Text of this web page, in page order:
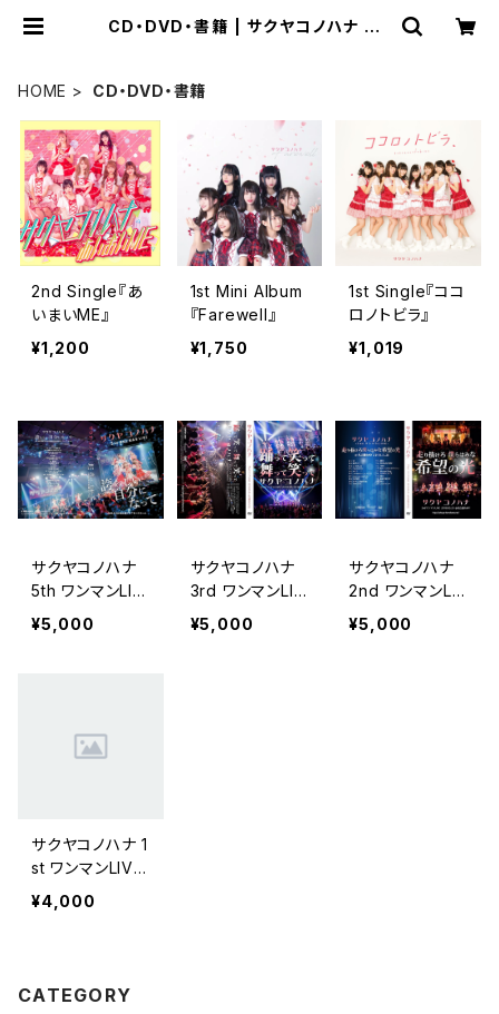
CD・DVD・書籍 | サクヤコノハナ off
HOME CD・DVD・書籍
2nd Single『あ
いまいME』
¥1,200
1st Mini Album
『Farewell』
¥1,750
1st Single『ココ
ロノトビラ』
¥1,019
サクヤコノハナ
5th ワンマンLIV
E DVD
¥5,000
サクヤコノハナ
3rd ワンマンLIV
E DVD
¥5,000
サクヤコノハナ
2nd ワンマンLI
VE DVD
¥5,000
サクヤコノハナ 1
st ワンマンLIVE
DVD
¥4,000
CATEGORY